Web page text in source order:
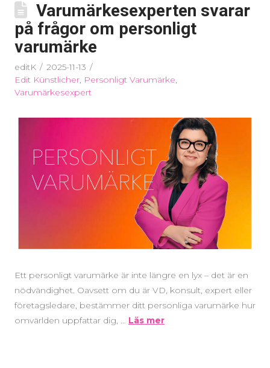
Varumärkesexperten svarar
på frågor om personligt
varumärke
editK
2025-11-13
Edit Künstlicher, Personligt Varumärke,
Varumärkesexpert
Ett personligt varumärke är inte längre en lyx – det är en
nödvändighet. Oavsett om du är VD, konsult, expert eller
företagsledare, bestämmer ditt personliga varumärke hur
omvärlden uppfattar dig, … Läs mer